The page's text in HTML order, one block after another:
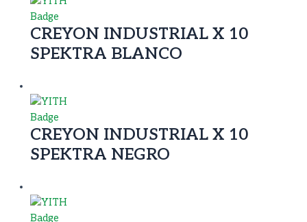
CREYON INDUSTRIAL X 10
SPEKTRA BLANCO
CREYON INDUSTRIAL X 10
SPEKTRA NEGRO